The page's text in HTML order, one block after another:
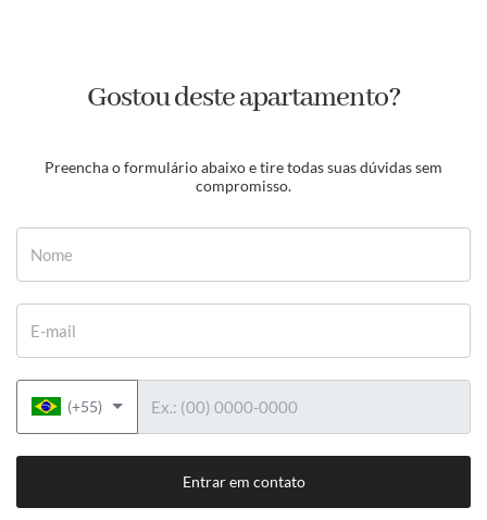
Gostou deste apartamento?
Preencha o formulário abaixo e tire todas suas dúvidas sem
compromisso.
(+55)
Entrar em contato